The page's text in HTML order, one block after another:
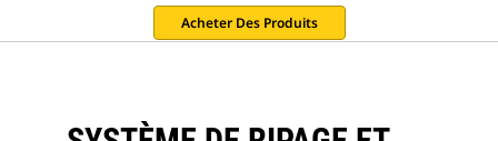
Acheter Des Produits